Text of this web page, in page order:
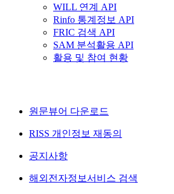
WILL 연계 API
Rinfo 통계정보 API
FRIC 검색 API
SAM 분석활용 API
활용 및 참여 현황
원문뷰어 다운로드
RISS 개인정보 재동의
공지사항
해외전자정보서비스 검색